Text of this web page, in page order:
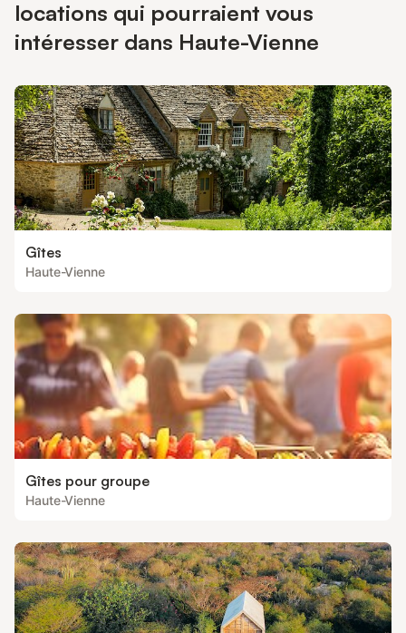
locations qui pourraient vous
intéresser dans Haute-Vienne
Gîtes
Haute-Vienne
Gîtes pour groupe
Haute-Vienne